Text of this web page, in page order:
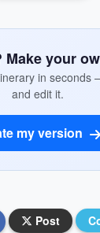
your
in seconds
and edit it.
my version
Post